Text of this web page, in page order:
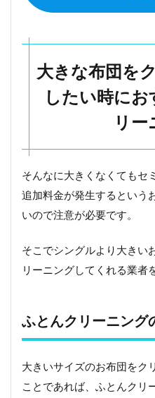
大きな布団を
したい時にお
リー
そんなに大きくなくてもセ
追加料金が発生するという
いので注意が必要です。
そこでシングルより大きい
リーニングしてくれる業者
ふとんクリーニング
大きいサイズのお布団をク
ことであれば、ふとんクリ